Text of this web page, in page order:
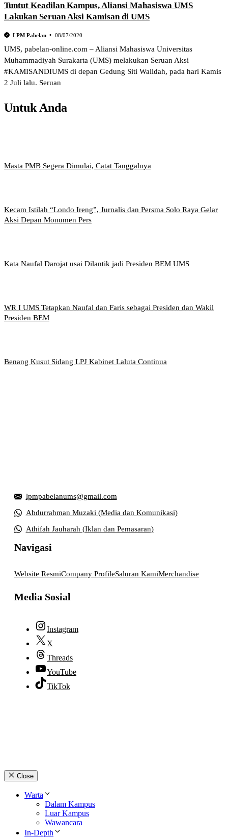
Tuntut Keadilan Kampus, Aliansi Mahasiswa UMS
Lakukan Seruan Aksi Kamisan di UMS
LPM Pabelan 08/07/2020
UMS, pabelan-online.com – Aliansi Mahasiswa Universitas
Muhammadiyah Surakarta (UMS) melakukan Seruan Aksi
#KAMISANDIUMS di depan Gedung Siti Walidah, pada hari Kamis
2 Juli lalu. Seruan
Untuk Anda
Masta PMB Segera Dimulai, Catat Tanggalnya
Kecam Istilah “Londo Ireng”, Jurnalis dan Persma Solo Raya Gelar
Aksi Depan Monumen Pers
Kata Naufal Darojat usai Dilantik jadi Presiden BEM UMS
WR I UMS Tetapkan Naufal dan Faris sebagai Presiden dan Wakil
Presiden BEM
Benang Kusut Sidang LPJ Kabinet Laluta Continua
lpmpabelanums@gmail.com
Abdurrahman Muzaki (Media dan Komunikasi)
Athifah Jauharah (Iklan dan Pemasaran)
Navigasi
Website ResmiCompany ProfileSaluran KamiMerchandise
Media Sosial
Instagram
X
Threads
YouTube
TikTok
Close
Warta
Dalam Kampus
Luar Kampus
Wawancara
In-Depth